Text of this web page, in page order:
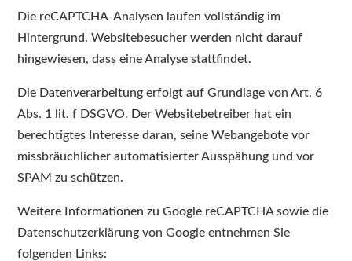
Die reCAPTCHA-Analysen laufen vollständig im
Hintergrund. Websitebesucher werden nicht darauf
hingewiesen, dass eine Analyse stattfindet.
Die Datenverarbeitung erfolgt auf Grundlage von Art. 6
Abs. 1 lit. f DSGVO. Der Websitebetreiber hat ein
berechtigtes Interesse daran, seine Webangebote vor
missbräuchlicher automatisierter Ausspähung und vor
SPAM zu schützen.
Weitere Informationen zu Google reCAPTCHA sowie die
Datenschutzerklärung von Google entnehmen Sie
folgenden Links: